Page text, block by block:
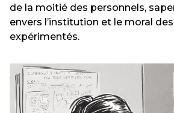
de la moitié des personnels,
envers l’institution et le moral
expérimentés.